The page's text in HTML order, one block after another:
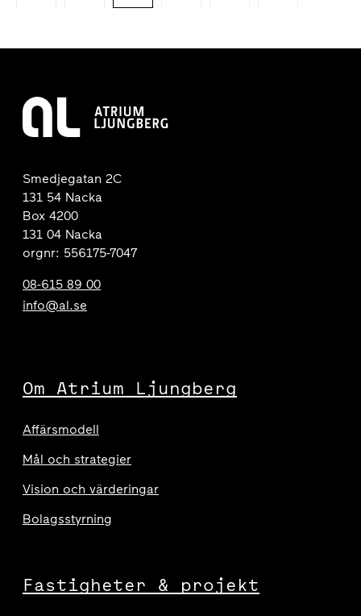
Smedjegatan 2C
131 54 Nacka
Box 4200
131 04 Nacka
orgnr: 556175-7047
08-615 89 00
info@al.se
Om Atrium Ljungberg
Affärsmodell
Mål och strategier
Vision och värderingar
Bolagsstyrning
Fastigheter & projekt